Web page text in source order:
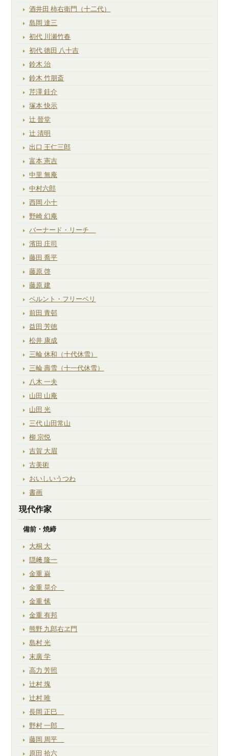
酒井田 柿右衛門（十二代）
島岡 達三
初代 川瀬竹春
初代 徳田 八十吉
鈴木 治
鈴木 竹朋斎
芹澤 銈介
塚本 快示
辻 晉堂
辻 清明
出口 王仁三郎
富本 憲吉
中里 無庵
中村六郎
西岡 小十
野崎 幻庵
バーナード・リーチ
濱田 庄司
藤田 喬平
藤原 啓
藤原 建
ベルント・フリーベリ
前田 青邨
益田 芳徳
松井 康成
三輪 休和（十代休雪）
三輪 壽雪（十一代休雪）
八木 一夫
山田 山庵
山田 光
三代 山田常山
柳 宗悦
吉賀 大眉
古美術
おいしいうつわ
書画
現代作家
備前・焼締
大桐 大
隠﨑 隆一
金重 巌
金重 晃介
金重 愫
金重 有邦
熊野 九郎右ヱ門
島村 光
末廣 学
高力 芳照
辻村 塊
辻村 唯
長岡 正巳
野村 一郎
藤岡 周平
原田 拾六